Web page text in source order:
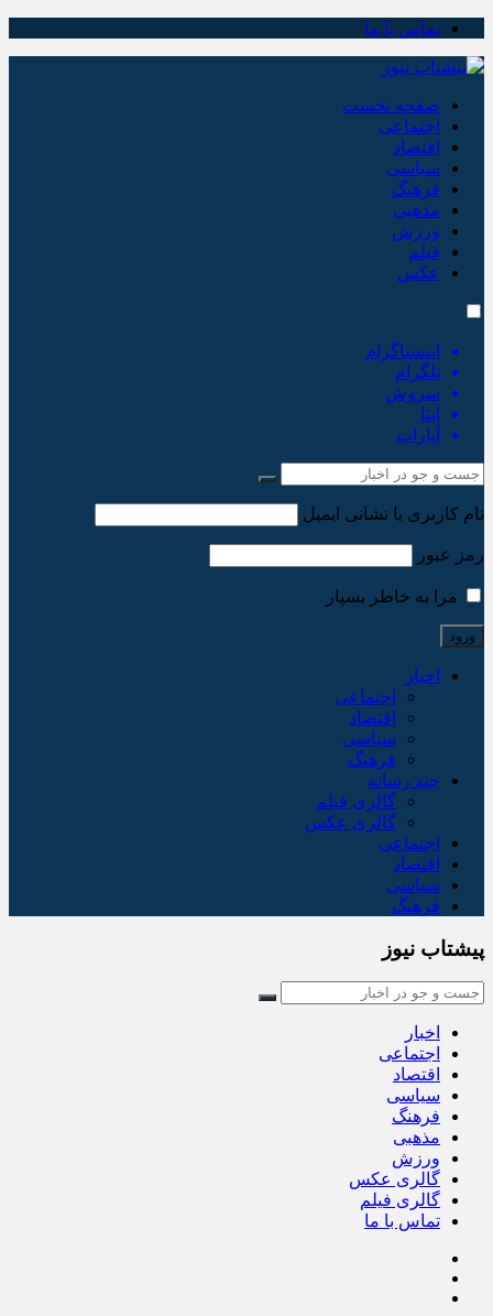
تماس با ما
صفحه نخست
اجتماعی
اقتصاد
سیاسی
فرهنگ
مذهبی
ورزش
فیلم
عکس
اینستاگرام
تلگرام
سروش
ایتا
آپارات
نام کاربری یا نشانی ایمیل
رمز عبور
مرا به خاطر بسپار
اخبار
اجتماعی
اقتصاد
سیاسی
فرهنگ
چند رسانه
گالری فیلم
گالری عکس
اجتماعی
اقتصاد
سیاسی
فرهنگ
پیشتاب نیوز
اخبار
اجتماعی
اقتصاد
سیاسی
فرهنگ
مذهبی
ورزش
گالری عکس
گالری فیلم
تماس با ما